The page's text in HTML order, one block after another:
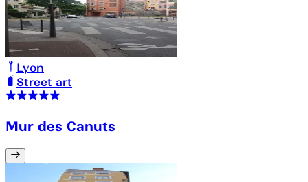
Lyon
Street art
Mur des Canuts